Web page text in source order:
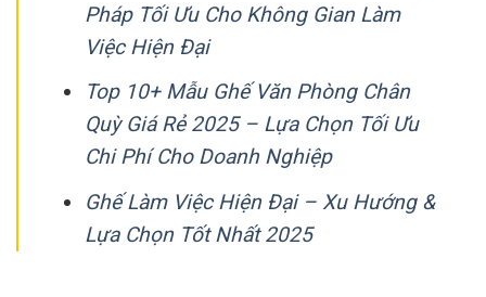
Pháp Tối Ưu Cho Không Gian Làm
Việc Hiện Đại
Top 10+ Mẫu Ghế Văn Phòng Chân
Quỳ Giá Rẻ 2025 – Lựa Chọn Tối Ưu
Chi Phí Cho Doanh Nghiệp
Ghế Làm Việc Hiện Đại – Xu Hướng &
Lựa Chọn Tốt Nhất 2025